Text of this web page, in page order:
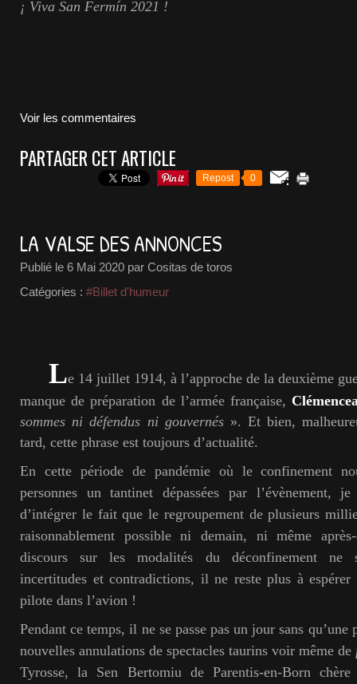
¡ Viva San Fermín 2021 !
Voir les commentaires
PARTAGER CET ARTICLE
Repost 0
LA VALSE DES ANNONCES
Publié le 6 Mai 2020 par Cositas de toros
Catégories : #Billet d'humeur
Le 14 juillet 1914, à l’approche de la deuxième
manque de préparation de l’armée française,
sommes ni défendus ni gouvernés». Et bien,
tard, cette phrase est toujours d’actualité.
En cette période de pandémie où le confinement
personnes un tantinet dépassées par l’évènement,
d’intégrer le fait que le regroupement de plusieurs
raisonnablement possible ni demain, ni même
discours sur les modalités du déconfinement ne
incertitudes et contradictions, il ne reste plus à
pilote dans l’avion !
Pendant ce temps, il ne se passe pas un jour sans qu’une
nouvelles annulations de spectacles taurins voir même de
Tyrosse, la Sen Bertomiu de Parentis-en-Born